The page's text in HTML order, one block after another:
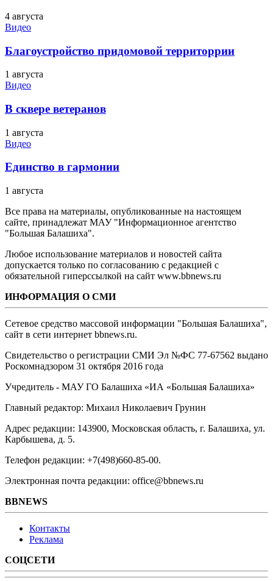
4 августа
Видео
Благоустройство придомовой территоррии
1 августа
Видео
В сквере ветеранов
1 августа
Видео
Единство в гармонии
1 августа
Все права на материалы, опубликованные на настоящем
сайте, принадлежат МАУ "Информационное агентство
"Большая Балашиха".
Любое использование материалов и новостей сайта
допускается только по согласованию с редакцией с
обязательной гиперссылкой на сайт www.bbnews.ru
ИНФОРМАЦИЯ О СМИ
Сетевое средство массовой информации "Большая Балашиха",
сайт в сети интернет bbnews.ru.
Свидетельство о регистрации СМИ Эл №ФС ‎77-67562 выдано
Роскомнадзором 31 октября 2016 года
Учредитель - МАУ ГО Балашиха «ИА «Большая Балашиха»
Главный редактор: Михаил Николаевич Грунин
Адрес редакции: 143900, Московская область, г. Балашиха, ул.
Карбышева, д. 5.
Телефон редакции: +7(498)660-85-00.
Электронная почта редакции: office@bbnews.ru
BBNEWS
Контакты
Реклама
СОЦСЕТИ